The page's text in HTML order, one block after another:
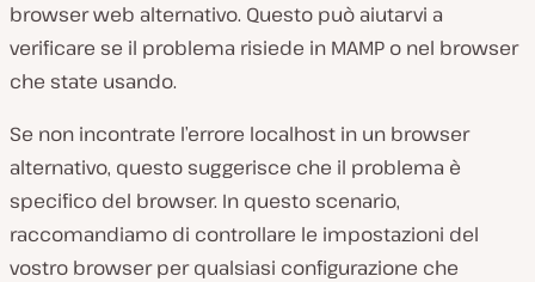
browser web alternativo. Questo può aiutarvi a
verificare se il problema risiede in MAMP o nel browser
che state usando.
Se non incontrate l’errore localhost in un browser
alternativo, questo suggerisce che il problema è
specifico del browser. In questo scenario,
raccomandiamo di controllare le impostazioni del
vostro browser per qualsiasi configurazione che